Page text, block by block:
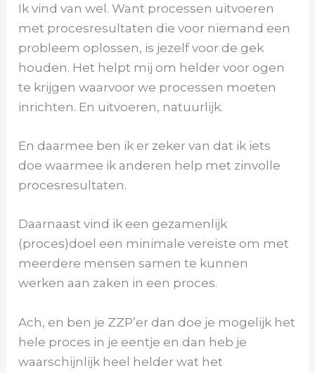
Ik vind van wel. Want processen uitvoeren
met procesresultaten die voor niemand een
probleem oplossen, is jezelf voor de gek
houden. Het helpt mij om helder voor ogen
te krijgen waarvoor we processen moeten
inrichten. En uitvoeren, natuurlijk.
En daarmee ben ik er zeker van dat ik iets
doe waarmee ik anderen help met zinvolle
procesresultaten.
Daarnaast vind ik een gezamenlijk
(proces)doel een minimale vereiste om met
meerdere mensen samen te kunnen
werken aan zaken in een proces.
Ach, en ben je ZZP’er dan doe je mogelijk het
hele proces in je eentje en dan heb je
waarschijnlijk heel helder wat het